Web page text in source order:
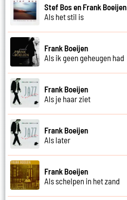
Stef Bos en Frank Boeijen
Als het stil is
Frank Boeijen
Als ik geen geheugen had
Frank Boeijen
Als je haar ziet
Frank Boeijen
Als later
Frank Boeijen
Als schelpen in het zand